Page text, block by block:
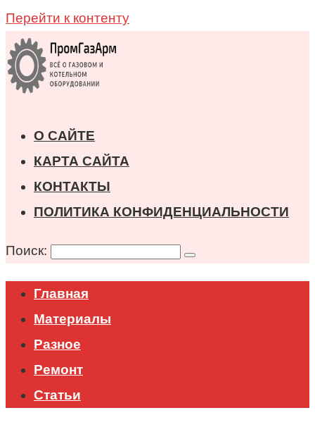
Перейти к контенту
О САЙТЕ
КАРТА САЙТА
КОНТАКТЫ
ПОЛИТИКА КОНФИДЕНЦИАЛЬНОСТИ
Поиск:
Главная
Материалы
Разное
Ремонт
Статьи